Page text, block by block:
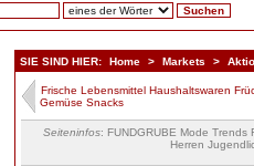
SIE SIND HIER: Home > Markets >
Frische Lebensmittel Haushaltswaren
Gemüse Snacks
Seiteninfos: FUNDGRUBE Mode Trends
Herren